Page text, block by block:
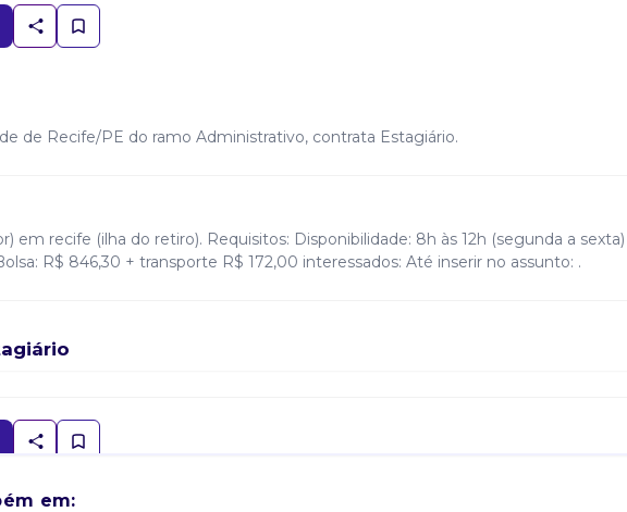
de Recife/PE do ramo Administrativo, contrata Estagiário.
em recife (ilha do retiro). Requisitos: Disponibilidade: 8h às 12h (segunda a sexta)
R$ 846,30 + transporte R$ 172,00 interessados: Até inserir no assunto: .
em: